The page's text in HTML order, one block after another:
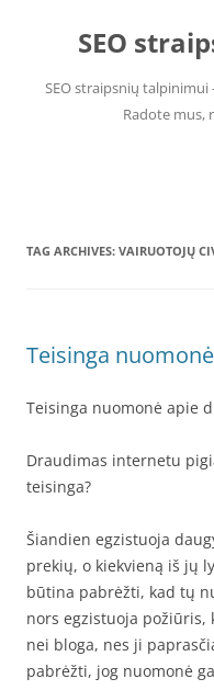
contentSEO
SEO straipsnių
Radote mus,
TAG ARCHIVES: VAIRUOTOJŲ
Teisinga
Teisinga nuomonė apie
Draudimas internetu
teisinga?
Šiandien egzistuoja
prekių, o kiekvieną iš jų
būtina pabrėžti, kad tų
nors egzistuoja
nei bloga, nes ji
pabrėžti, jog nuomonė